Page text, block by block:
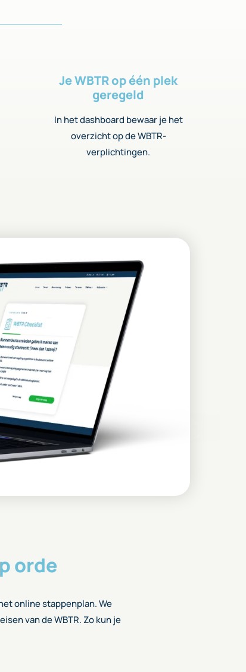
Je WBTR op één plek
geregeld
In het dashboard bewaar je het
overzicht op de WBTR-
verplichtingen.
orde
online stappenplan. We
van de WBTR. Zo kun je